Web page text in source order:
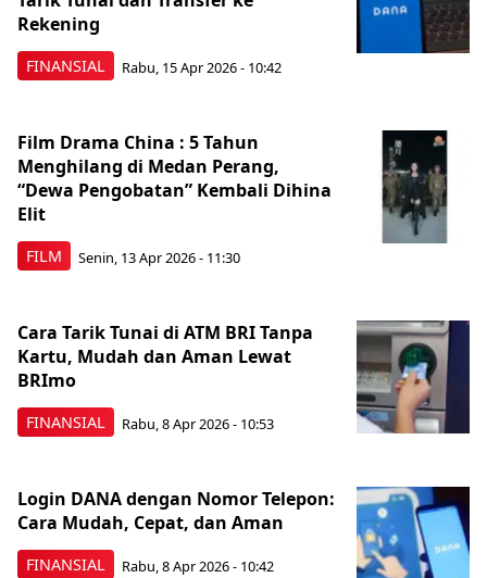
FINANSIAL
Rekening
Rabu, 15 Apr 2026 - 10:42
FILM
Film Drama China : 5 Tahun
Menghilang di Medan Perang,
“Dewa Pengobatan” Kembali Dihina
Elit
Senin, 13 Apr 2026 - 11:30
FINANSIAL
Cara Tarik Tunai di ATM BRI Tanpa
Kartu, Mudah dan Aman Lewat
BRImo
Rabu, 8 Apr 2026 - 10:53
FINANSIAL
Login DANA dengan Nomor Telepon:
Cara Mudah, Cepat, dan Aman
Rabu, 8 Apr 2026 - 10:42